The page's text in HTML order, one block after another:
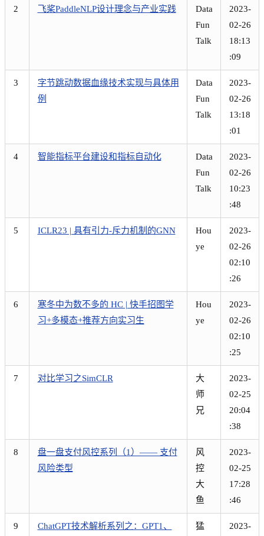
2 飞桨PaddleNLP设计理念与产业实践
Data
Fun
Talk
2023-
02-26
18:13
:09
3
字节跳动数据血缘技术实现与具体用
例
Data
Fun
Talk
2023-
02-26
13:18
:01
4 智能指标平台建设和指标自动化
Data
Fun
Talk
2023-
02-26
10:23
:48
5 ​ICLR23 | 具有引力-斥力机制的GNN
Hou
ye
2023-
02-26
02:10
:26
6
寒冬中为数不多的 HC | 快手招图学
习+多模态+推荐方向实习生
Hou
ye
2023-
02-26
02:10
:25
7 对比学习之SimCLR
大
师
兄
2023-
02-25
20:04
:38
8
盘一盘支付风控系列（1）—— 支付
风险类型
风
控
大
鱼
2023-
02-25
17:28
:46
9
ChatGPT技术解析系列之：GPT1、
猛
2023-